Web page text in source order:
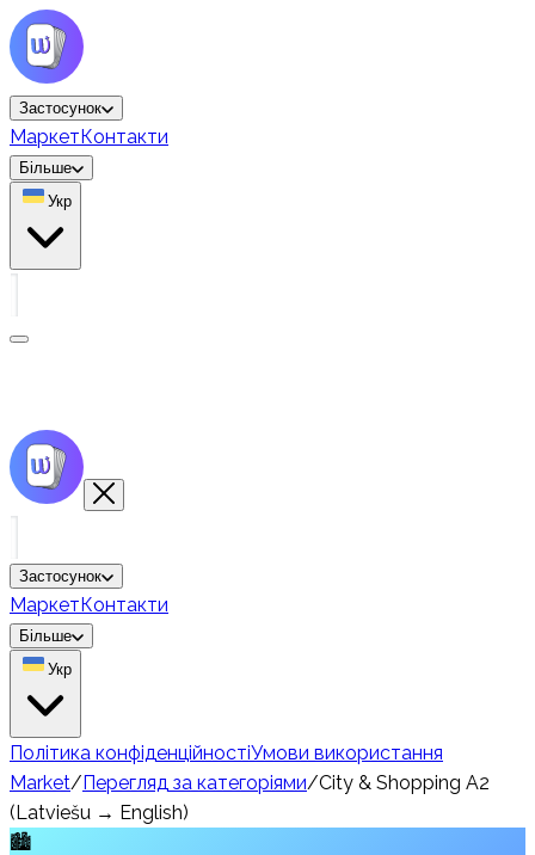
Застосунок
МаркетКонтакти
Більше
Укр
Застосунок
МаркетКонтакти
Більше
Укр
Політика конфіденційностіУмови використання
Market/Перегляд за категоріями/City & Shopping A2
(Latviešu → English)
🏙️